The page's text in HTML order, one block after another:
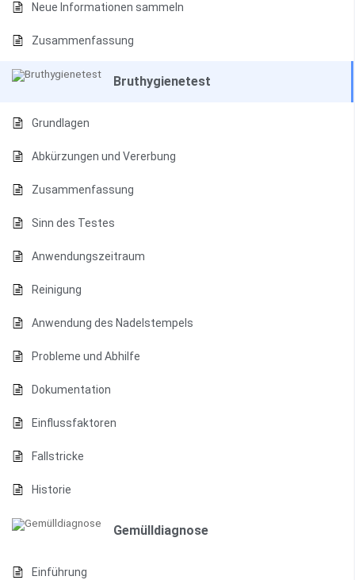
Neue Informationen sammeln
Zusammenfassung
Bruthygienetest
Grundlagen
Abkürzungen und Vererbung
Zusammenfassung
Sinn des Testes
Anwendungszeitraum
Reinigung
Anwendung des Nadelstempels
Probleme und Abhilfe
Dokumentation
Einflussfaktoren
Fallstricke
Historie
Gemülldiagnose
Einführung